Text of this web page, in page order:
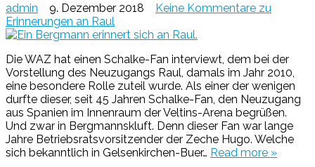
admin 9. Dezember 2018 Keine Kommentare zu
Erinnerungen an Raul
Die WAZ hat einen Schalke-Fan interviewt, dem bei der
Vorstellung des Neuzugangs Raul, damals im Jahr 2010,
eine besondere Rolle zuteil wurde. Als einer der wenigen
durfte dieser, seit 45 Jahren Schalke-Fan, den Neuzugang
aus Spanien im Innenraum der Veltins-Arena begrüßen.
Und zwar in Bergmannskluft. Denn dieser Fan war lange
Jahre Betriebsratsvorsitzender der Zeche Hugo. Welche
sich bekanntlich in Gelsenkirchen-Buer… Read more »